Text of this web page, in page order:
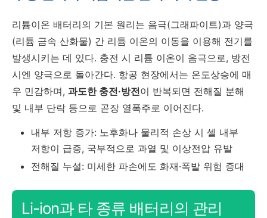
리튬이온 배터리의 기본 원리는 음극(그래파이트)과 양극
(리튬 금속 산화물) 간 리튬 이온의 이동을 이용해 전기를
발생시키는 데 있다. 충전 시 리튬 이온이 음극으로, 방전
시엔 양극으로 돌아간다. 항공 현장에서는 온도상승에 매
우 민감하며, 과도한 충전·방전이 반복되면 전해질 분해
및 내부 단락 등으로 곧장 열폭주로 이어진다.
내부 저항 증가: 노후화나 물리적 손상 시 셀 내부
저항이 급증, 국부적으로 과열 및 이상전압 유발
전해질 누설: 미세한 파손에도 화재·폭발 위험 증대
Li-ion과 타 종류 배터리의 관리